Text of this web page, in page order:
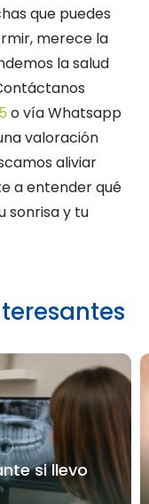
que puedes
merece la
la salud
o vía Whatsapp
valoración
aliviar
a entender qué
sonrisa y tu
si llevo